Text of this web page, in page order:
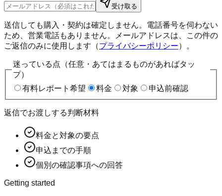
受け取る
送信しても購入・契約は確定しません。電話番号を伺わない
ため、営業電話もありません。メールアドレスは、この件の
ご返信のみに使用します（プライバシーポリシー）。
迷っている点（任意・あてはまるものがあればタッ
プ）
有料レポート希望
料金 対象 申込前確認
返信でお渡しする判断材料
料金と対象の要点
申込までの手順
個別の確認事項への回答
Getting started